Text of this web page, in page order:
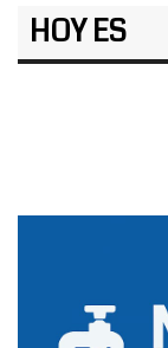
HOY ES